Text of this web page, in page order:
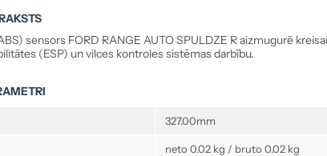
sensors FORD RANGE AUTO SPULDZE R aizmugurē
(ESP) un vilces kontroles sistēmas darbību.
327.00mm
neto 0.02 kg / bruto 0.02 kg